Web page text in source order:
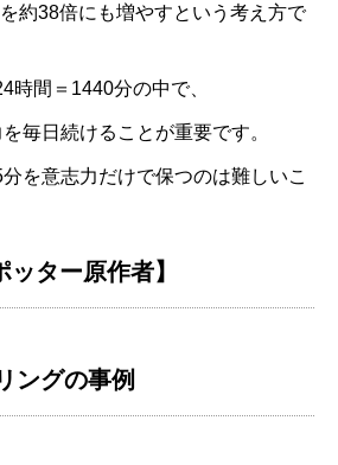
約38倍にも増やすという考え方で
時間＝1440分の中で、
毎日続けることが重要です。
を意志力だけで保つのは難しいこ
ッター原作者】
ングの事例